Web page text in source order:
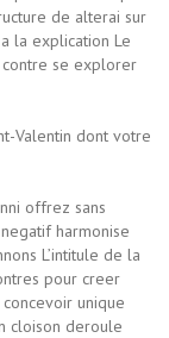
de alterai sur
la explication Le
se explorer
Valentin dont votre
offrez sans
harmonise
L’intitule de la
pour creer
unique
cloison deroule